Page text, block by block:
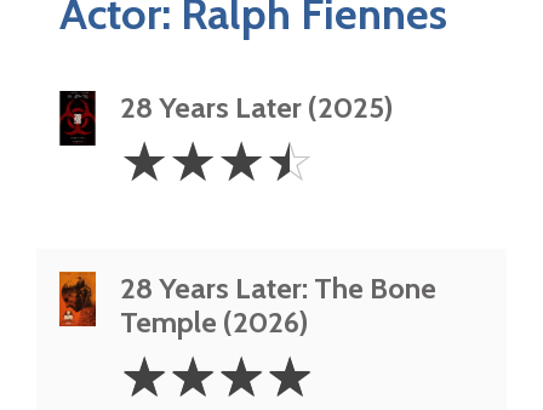
Actor: Ralph Fiennes
28 Years Later (2025)
3.5
Stars
☆☆☆☆
28 Years Later: The Bone
Temple (2026)
Stars
☆☆☆☆